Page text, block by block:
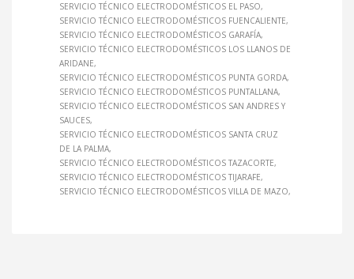
SERVICIO TÉCNICO ELECTRODOMÉSTICOS EL PASO
SERVICIO TÉCNICO ELECTRODOMÉSTICOS FUENCALIENTE
SERVICIO TÉCNICO ELECTRODOMÉSTICOS GARAFÍA
SERVICIO TÉCNICO ELECTRODOMÉSTICOS LOS LLANOS DE
ARIDANE
SERVICIO TÉCNICO ELECTRODOMÉSTICOS PUNTA GORDA
SERVICIO TÉCNICO ELECTRODOMÉSTICOS PUNTALLANA
SERVICIO TÉCNICO ELECTRODOMÉSTICOS SAN ANDRES Y
SAUCES
SERVICIO TÉCNICO ELECTRODOMÉSTICOS SANTA CRUZ
DE LA PALMA
SERVICIO TÉCNICO ELECTRODOMÉSTICOS TAZACORTE
SERVICIO TÉCNICO ELECTRODOMÉSTICOS TIJARAFE
SERVICIO TÉCNICO ELECTRODOMÉSTICOS VILLA DE MAZO